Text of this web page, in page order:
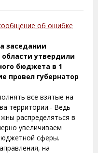
об ошибке
заседании
утвердили
бюджета в 1
провел губернатор
все взятые на
территории.- Ведь
распределяться в
увеличиваем
сферы.
на